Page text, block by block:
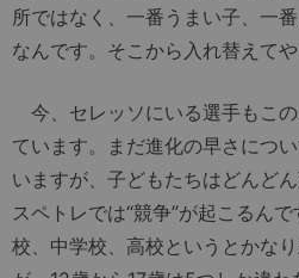
所ではなく、一番うまい子、一
なんです。そこから入れ替えてや
今、セレッソにいる選手もこ
ています。まだ進化の早さにつ
いますが、子どもたちはどんど
スペトレでは“競争”が起こるん
校、中学校、高校というとかな